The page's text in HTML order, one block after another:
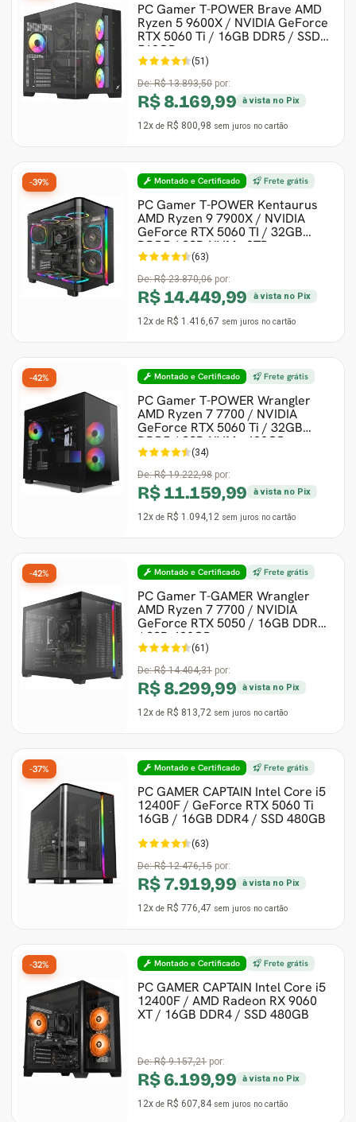
PC Gamer T-POWER Brave AMD
Ryzen 5 9600X / NVIDIA GeForce
RTX 5060 Ti / 16GB DDR5 / SSD
512GB
(51)
De:R$ 13.893,50 por:
R$ 8.169,99 à vista no Pix
12x de R$ 800,98 sem juros no cartão
Montado e Certificado Frete grátis
PC Gamer T-POWER Kentaurus
AMD Ryzen 9 7900X / NVIDIA
GeForce RTX 5060 TI / 32GB
DDR5 / SSD NVMe 2TB
(63)
De:R$ 23.870,06 por:
R$ 14.449,99 à vista no Pix
12x de R$ 1.416,67 sem juros no cartão
-39%
Montado e Certificado Frete grátis
PC Gamer T-POWER Wrangler
AMD Ryzen 7 7700 / NVIDIA
GeForce RTX 5060 Ti / 32GB
DDR5 / SSD NVMe 480GB
(34)
De:R$ 19.222,98 por:
R$ 11.159,99 à vista no Pix
12x de R$ 1.094,12 sem juros no cartão
-42%
Montado e Certificado Frete grátis
PC Gamer T-GAMER Wrangler
AMD Ryzen 7 7700 / NVIDIA
GeForce RTX 5050 / 16GB DDR5
/ SSD 480GB
(61)
De:R$ 14.404,31 por:
R$ 8.299,99 à vista no Pix
12x de R$ 813,72 sem juros no cartão
-42%
Montado e Certificado Frete grátis
PC GAMER CAPTAIN Intel Core i5
12400F / GeForce RTX 5060 Ti
16GB / 16GB DDR4 / SSD 480GB
(63)
De:R$ 12.476,15 por:
R$ 7.919,99 à vista no Pix
12x de R$ 776,47 sem juros no cartão
-37%
Montado e Certificado Frete grátis
PC GAMER CAPTAIN Intel Core i5
12400F / AMD Radeon RX 9060
XT / 16GB DDR4 / SSD 480GB
De:R$ 9.157,21 por:
R$ 6.199,99 à vista no Pix
12x de R$ 607,84sem juros no cartão
-32%